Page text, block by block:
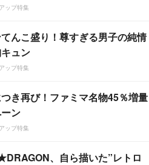
ップ特集
んこ盛り！尊すぎる男子の純情
ュン
ップ特集
き再び！ファミマ名物45％増量
ン
ップ特集
、自ら描いた”レトロ